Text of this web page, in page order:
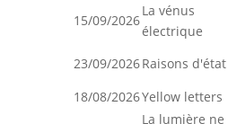
15/09/2026
La vénus
électrique
23/09/2026Raisons d'état
18/08/2026Yellow letters
La lumière ne